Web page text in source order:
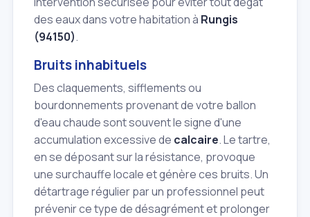
des eaux dans votre habitation à Rungis
(94150).
Bruits inhabituels
Des claquements, sifflements ou
bourdonnements provenant de votre ballon
d'eau chaude sont souvent le signe d'une
accumulation excessive de calcaire. Le tartre,
en se déposant sur la résistance, provoque
une surchauffe locale et génère ces bruits. Un
détartrage régulier par un professionnel peut
prévenir ce type de désagrément et prolonger